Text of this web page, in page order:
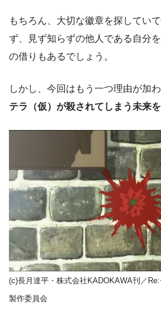
もちろん、大切な徽章を探してい
ず、見ず知らずの他人である自分
の借りもあるでしょう。
しかし、今回はもう一つ理由が加
テラ（仮）が殺されてしまう未来
(c)長月達平・株式会社KADOKAWA刊／
製作委員会